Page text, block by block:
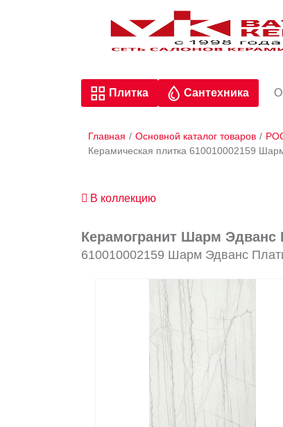
Плитка Сантехника
Главная / Основной каталог товаров /
Керамическая плитка 610010002159
В коллекцию
Керамогранит Шарм Эдванс
610010002159 Шарм Эдванс